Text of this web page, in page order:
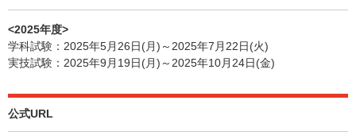
<2025年度>
学科試験：2025年5月26日(月)～2025年7月22日(火)
実技試験：2025年9月19日(月)～2025年10月24日(金)
公式URL